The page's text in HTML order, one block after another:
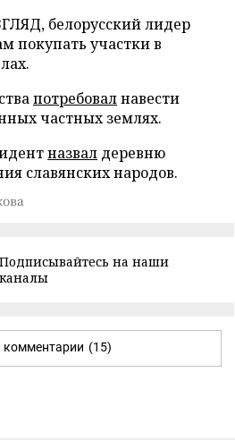
белорусский лидер
покупать участки в
потребовалнавести
частных землях.
назвал деревню
славянских народов.
Подписывайтесь на наши
каналы
комментарии (15)